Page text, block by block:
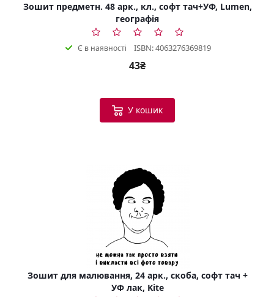
Зошит предметн. 48 арк., кл., софт тач+УФ, Lumen,
географія
Є в наявності ISBN: 4063276369819
43₴
У кошик
Зошит для малювання, 24 арк., скоба, софт тач +
УФ лак, Kite